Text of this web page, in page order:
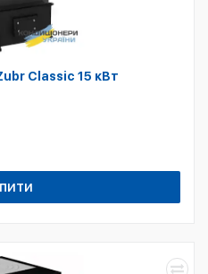
Classic 15 кВт